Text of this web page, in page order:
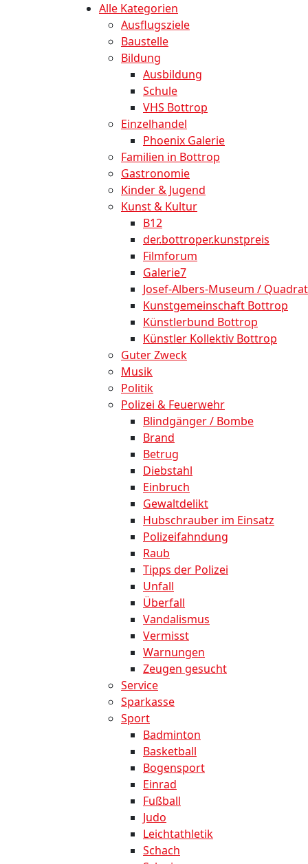
Alle Kategorien
Ausflugsziele
Baustelle
Bildung
Ausbildung
Schule
VHS Bottrop
Einzelhandel
Phoenix Galerie
Familien in Bottrop
Gastronomie
Kinder & Jugend
Kunst & Kultur
B12
der.bottroper.kunstpreis
Filmforum
Galerie7
Josef-Albers-Museum / Quadrat
Kunstgemeinschaft Bottrop
Künstlerbund Bottrop
Künstler Kollektiv Bottrop
Guter Zweck
Musik
Politik
Polizei & Feuerwehr
Blindgänger / Bombe
Brand
Betrug
Diebstahl
Einbruch
Gewaltdelikt
Hubschrauber im Einsatz
Polizeifahndung
Raub
Tipps der Polizei
Unfall
Überfall
Vandalismus
Vermisst
Warnungen
Zeugen gesucht
Service
Sparkasse
Sport
Badminton
Basketball
Bogensport
Einrad
Fußball
Judo
Leichtathletik
Schach